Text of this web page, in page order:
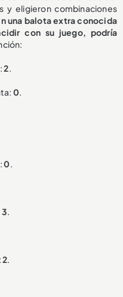
y eligieron combinaciones
una balota extra conocida
con su juego, podría
2.
0.
0.
3.
2.